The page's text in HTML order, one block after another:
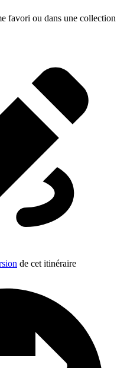
favori ou dans une collection
de cet itinéraire